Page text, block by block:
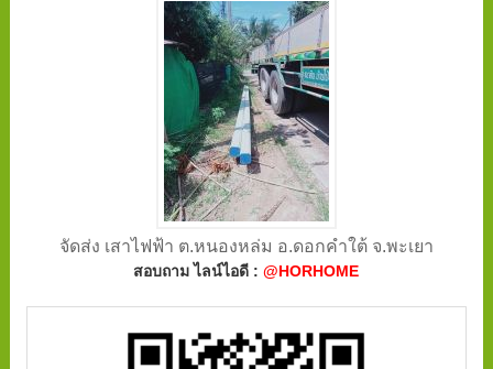
จัดส่ง เสาไฟฟ้า ต.หนองหล่ม อ.ดอกคำใต้ จ.พะเยา
สอบถาม ไลน์ไอดี :@HORHOME